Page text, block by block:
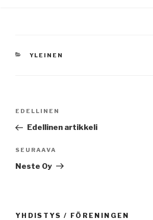
KATEGORIAT
YLEINEN
Edellinen
artikkeli
EDELLINEN
Edellinen artikkeli
Seuraava
artikkeli
SEURAAVA
Neste Oy
YHDISTYS / FÖRENINGEN